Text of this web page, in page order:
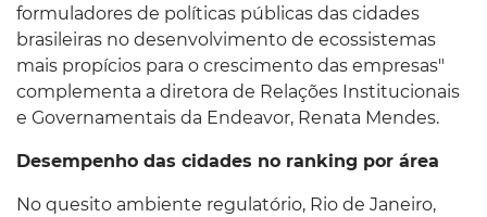
formuladores de políticas públicas das cidades
brasileiras no desenvolvimento de ecossistemas
mais propícios para o crescimento das empresas"
complementa a diretora de Relações Institucionais
e Governamentais da Endeavor, Renata Mendes.
Desempenho das cidades no ranking por área
No quesito ambiente regulatório, Rio de Janeiro,